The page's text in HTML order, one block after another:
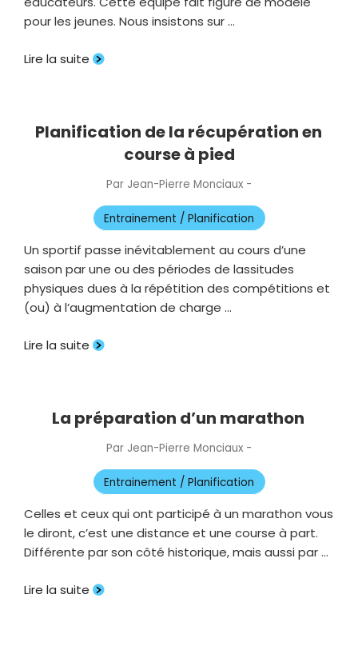
pour les jeunes. Nous insistons sur …
Lire la suite
Planification de la récupération en
course à pied
Par Jean-Pierre Monciaux -
le
Entrainement / Planification
Un sportif passe inévitablement au cours d’une
saison par une ou des périodes de lassitudes
physiques dues à la répétition des compétitions et
(ou) à l’augmentation de charge …
Lire la suite
La préparation d’un marathon
Par Jean-Pierre Monciaux -
le
Entrainement / Planification
Celles et ceux qui ont participé à un marathon vous
le diront, c’est une distance et une course à part.
Différente par son côté historique, mais aussi par …
Lire la suite